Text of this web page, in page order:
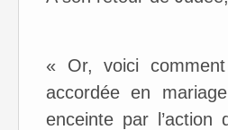
​« Or, voici
accordée en
enceinte par